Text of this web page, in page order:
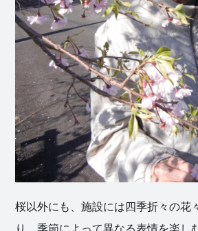
桜以外にも、施設には四季折々の花
り、季節によって異なる表情を楽し